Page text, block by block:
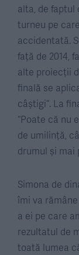
alta, de
turneu pe
accidentată.
față de 2014,
alte proiecții
finală se
câștigi“. La
“Poate că nu
de umilință,
drumul și
Simona de
îmi va
a ei pe care
rezultatul de
toată lumea